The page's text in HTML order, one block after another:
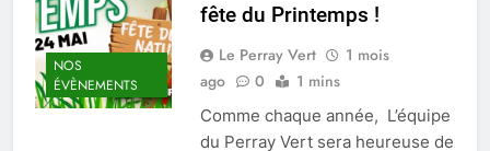
NOS
ÉVÈNEMENTS
fête du Printemps !
Le Perray Vert
1 mois
ago
0 1 mins
Comme chaque année, L’équipe
du Perray Vert sera heureuse de